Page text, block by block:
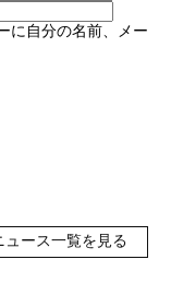
に自分の名前、メー
ュース一覧を見る